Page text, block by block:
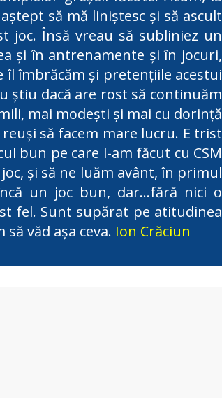
să mă liniştesc şi să ascult
joc. Însă vreau să subliniez un
şi în antrenamente şi în jocuri,
îl îmbrăcăm şi pretenţiile acestui
ştiu dacă are rost să continuăm
mai modeşti şi mai cu dorinţă
să facem mare lucru. E trist
bun pe care l-am făcut cu CSM
şi să ne luăm avânt, în primul
un joc bun, dar…fără nici o
fel. Sunt supărat pe atitudinea
văd aşa ceva. Ion Crăciun